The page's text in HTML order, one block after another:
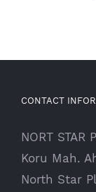
CONTACT
NORT STAR
Koru Mah.
North Star